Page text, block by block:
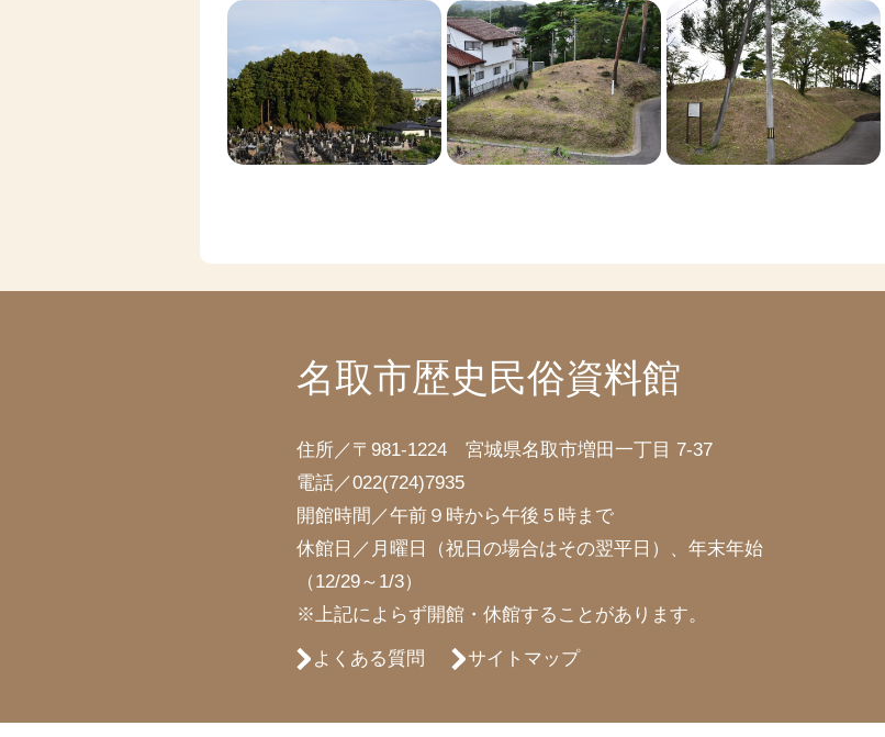
名取市歴史民俗資料館
住所／〒981-1224 宮城県名取市増田一丁目 7-37
電話／022(724)7935
開館時間／午前９時から午後５時まで
休館日／月曜日（祝日の場合はその翌平日）、年末年始
（12/29～1/3）
※上記によらず開館・休館することがあります。
よくある質問 サイトマップ